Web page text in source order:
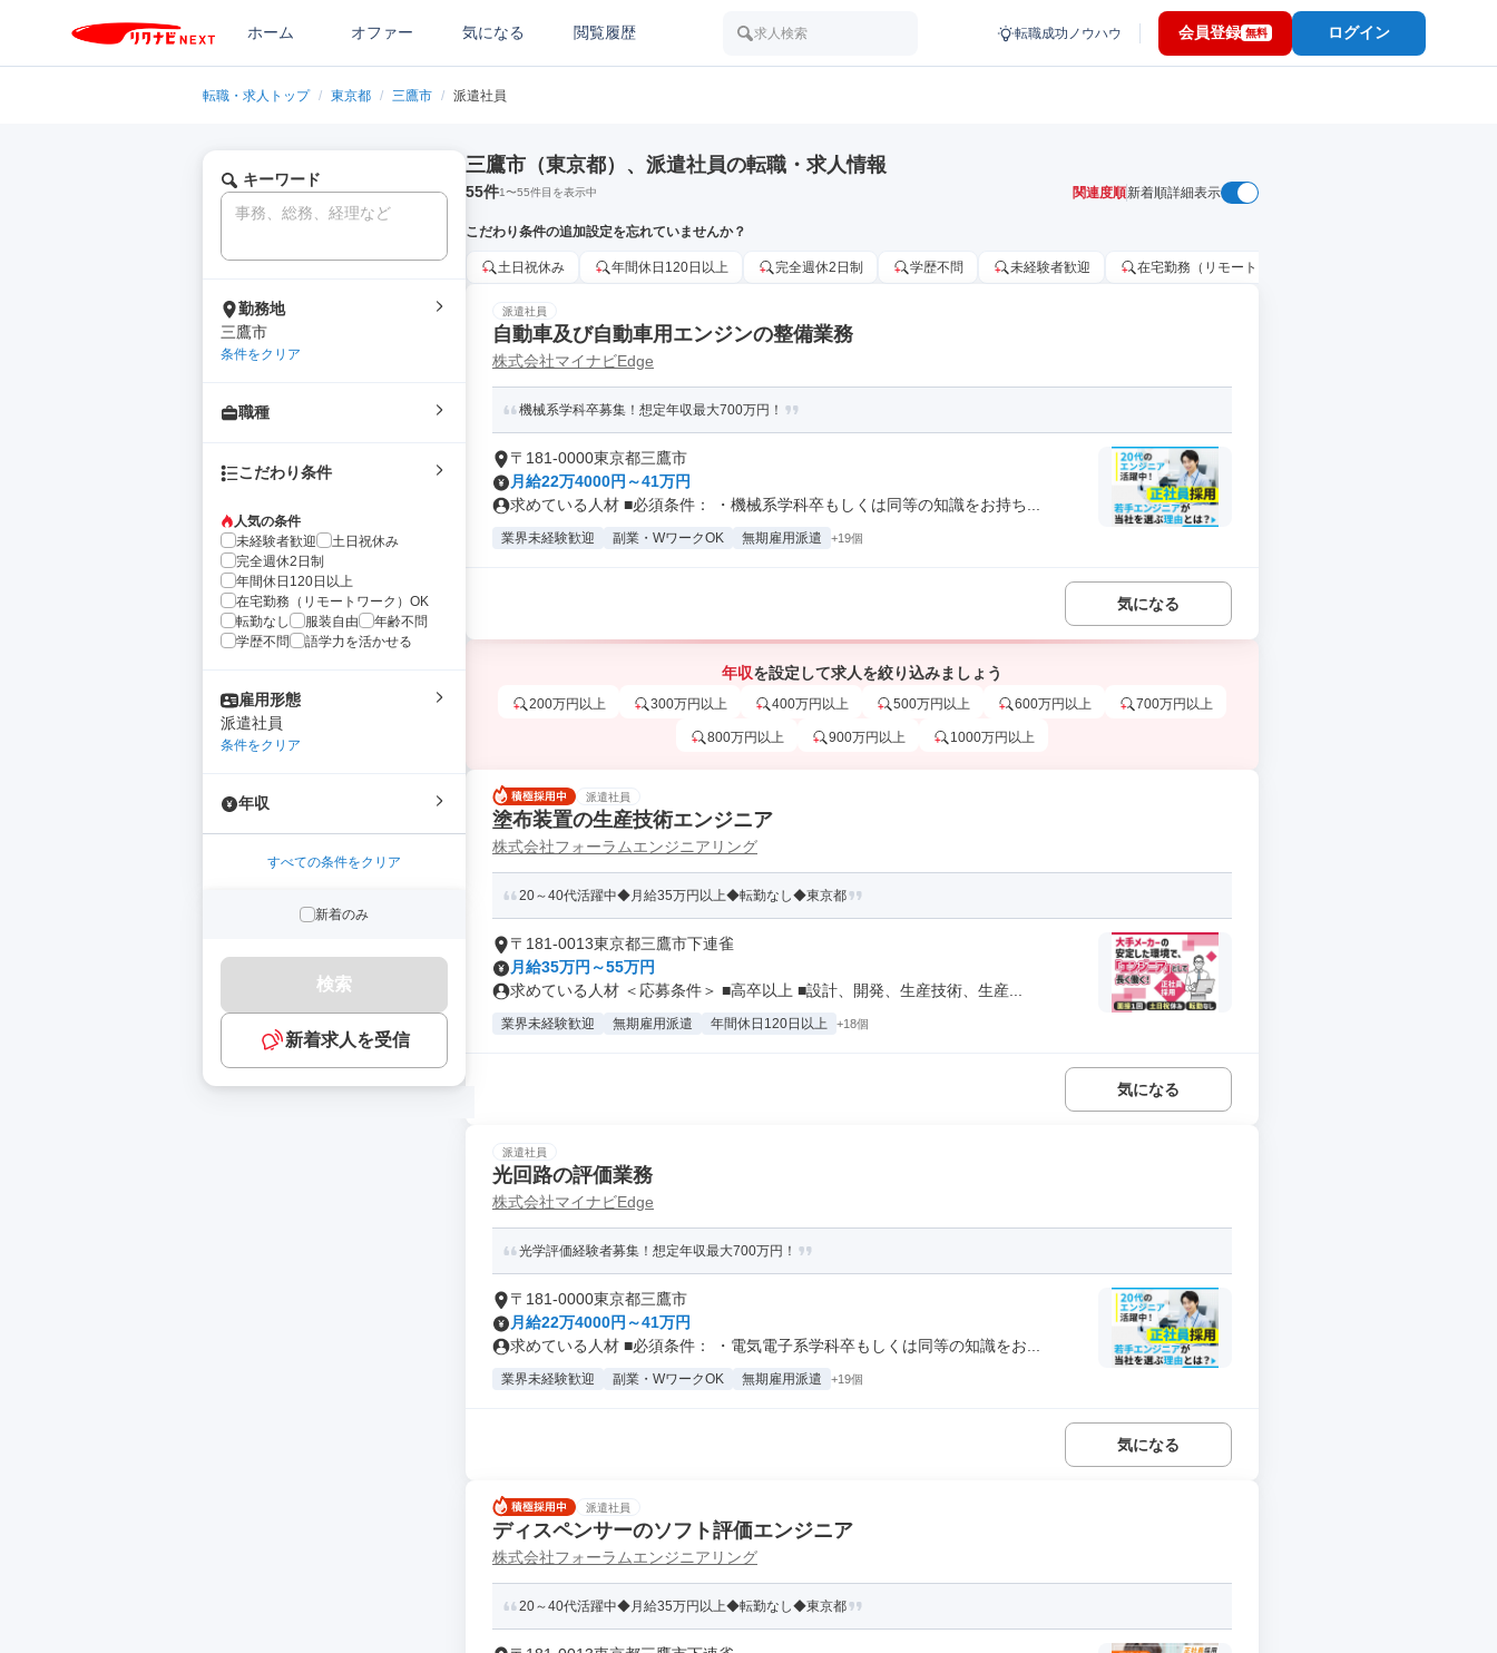
ホーム オファー 気になる 閲覧履歴 求人検索 転職成功ノウハウ 会員登録 無料 ログイン
転職・求人トップ / 東京都 / 三鷹市 / 派遣社員
キーワード
勤務地
三鷹市
条件をクリア
職種
こだわり条件
人気の条件
未経験者歓迎
土日祝休み
完全週休2日制
年間休日120日以上
在宅勤務（リモートワーク）OK
転勤なし
服装自由
年齢不問
学歴不問
語学力を活かせる
雇用形態
派遣社員
条件をクリア
年収
すべての条件をクリア
新着のみ
検索
新着求人を受信
三鷹市（東京都）、派遣社員の転職・求人情報
55件1〜55件目を表示中 関連度順新着順詳細表示
こだわり条件の追加設定を忘れていませんか？
土日祝休み 年間休日120日以上 完全週休2日制 学歴不問 未経験者歓迎 在宅勤務（リモートワーク）OK
派遣社員
自動車及び自動車用エンジンの整備業務
株式会社マイナビEdge
機械系学科卒募集！想定年収最大700万円！
〒181-0000東京都三鷹市
月給22万4000円～41万円
求めている人材 ■必須条件： ・機械系学科卒もしくは同等の知識をお持ち...
業界未経験歓迎 副業・WワークOK 無期雇用派遣 +19個
気になる
年収を設定して求人を絞り込みましょう
200万円以上 300万円以上 400万円以上 500万円以上 600万円以上 700万円以上
800万円以上 900万円以上 1000万円以上
派遣社員
塗布装置の生産技術エンジニア
株式会社フォーラムエンジニアリング
20～40代活躍中◆月給35万円以上◆転勤なし◆東京都
〒181-0013東京都三鷹市下連雀
月給35万円～55万円
求めている人材 ＜応募条件＞ ■高卒以上 ■設計、開発、生産技術、生産...
業界未経験歓迎 無期雇用派遣 年間休日120日以上 +18個
気になる
派遣社員
光回路の評価業務
株式会社マイナビEdge
光学評価経験者募集！想定年収最大700万円！
〒181-0000東京都三鷹市
月給22万4000円～41万円
求めている人材 ■必須条件： ・電気電子系学科卒もしくは同等の知識をお...
業界未経験歓迎 副業・WワークOK 無期雇用派遣 +19個
気になる
派遣社員
ディスペンサーのソフト評価エンジニア
株式会社フォーラムエンジニアリング
20～40代活躍中◆月給35万円以上◆転勤なし◆東京都